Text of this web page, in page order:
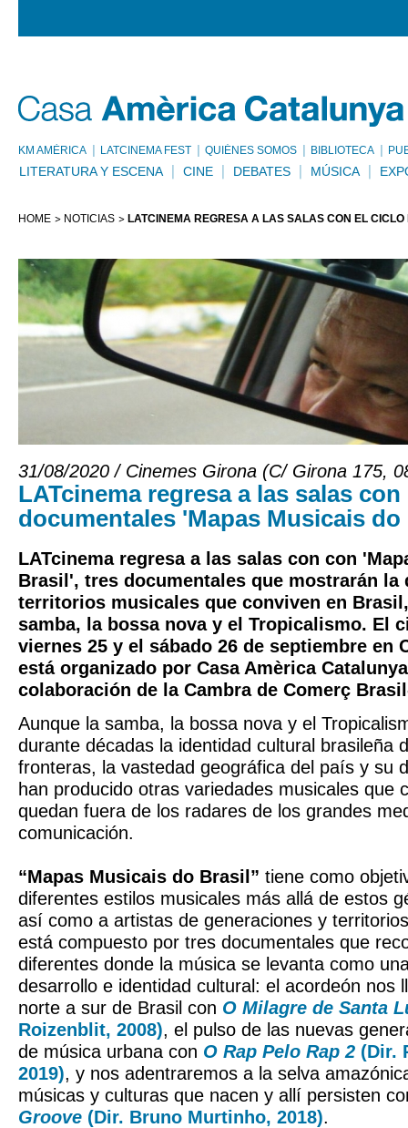
KM AMÈRICA LATCINEMA FEST QUIÉNES SOMOS BIBLIOTECA
LITERATURA Y ESCENA CINE DEBATES MÚSICA
HOME NOTICIAS LATCINEMA REGRESA A LAS SALAS CON EL
31/08/2020 / Cinemes Girona (C/ Girona 175,
LATcinema regresa a las salas
documentales 'Mapas Musicais
LATcinema regresa a las salas con con
Brasil', tres documentales que mostrarán la
territorios musicales que conviven en
samba, la bossa nova y el Tropicalismo. El
viernes 25 y el sábado 26 de septiembre en
está organizado por Casa Amèrica
colaboración de la Cambra de Comerç
Aunque la samba, la bossa nova y el
durante décadas la identidad cultural brasileña
fronteras, la vastedad geográfica del país y su
han producido otras variedades musicales que
quedan fuera de los radares de los grandes
comunicación.
“Mapas Musicais do Brasil” tiene como
diferentes estilos musicales más allá de estos
así como a artistas de generaciones y
está compuesto por tres documentales que
diferentes donde la música se levanta como
desarrollo e identidad cultural: el acordeón nos
norte a sur de Brasil con O Milagre de Santa
Roizenblit, 2008), el pulso de las nuevas
de música urbana con O Rap Pelo Rap 2 (Dir.
2019), y nos adentraremos a la selva
músicas y culturas que nacen y allí persisten
Groove (Dir. Bruno Murtinho, 2018).